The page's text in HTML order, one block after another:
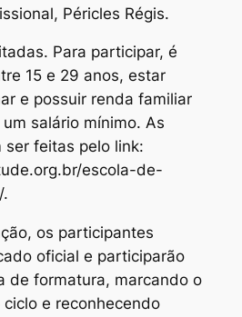
Péricles Régis.
Para participar, é
15 e 29 anos, estar
e possuir renda familiar
salário mínimo. As
ser feitas pelo link:
escola-de-
os participantes
oficial e participarão
de formatura, marcando o
e reconhecendo